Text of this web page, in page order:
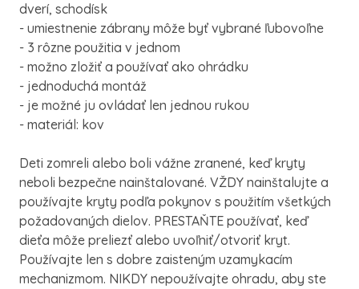
dverí, schodísk
- umiestnenie zábrany môže byť vybrané ľubovoľne
- 3 rôzne použitia v jednom
- možno zložiť a používať ako ohrádku
- jednoduchá montáž
- je možné ju ovládať len jednou rukou
- materiál: kov
Deti zomreli alebo boli vážne zranené, keď kryty
neboli bezpečne nainštalované. VŽDY nainštalujte a
používajte kryty podľa pokynov s použitím všetkých
požadovaných dielov. PRESTAŇTE používať, keď
dieťa môže preliezť alebo uvoľniť/otvoriť kryt.
Používajte len s dobre zaisteným uzamykacím
mechanizmom. NIKDY nepoužívajte ohradu, aby ste